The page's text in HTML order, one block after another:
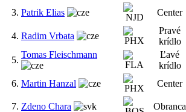
3. Patrik Elias Center
4. Radim Vrbata
Pravé
krídlo
5.
Tomas Fleischmann
Ľavé
krídlo
6. Martin Hanzal Center
7. Zdeno Chara Obranca